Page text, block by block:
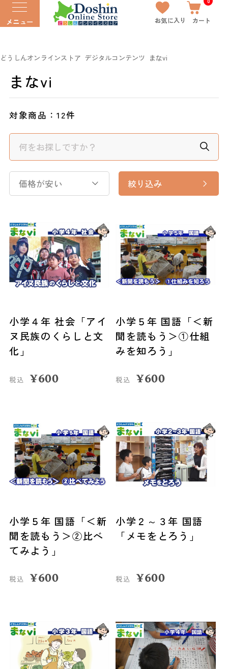
メニュー お気に入り カート
どうしんオンラインストア デジタルコンテンツ まなvi
まなvi
対象商品：12件
価格が安い 絞り込み
小学４年 社会「アイ
ヌ民族のくらしと文
化」
税込 ¥600
小学５年 国語「＜新
聞を読もう＞①仕組
みを知ろう」
税込 ¥600
小学５年 国語「＜新
聞を読もう＞②比べ
てみよう」
税込 ¥600
小学２～３年 国語
「メモをとろう」
税込 ¥600